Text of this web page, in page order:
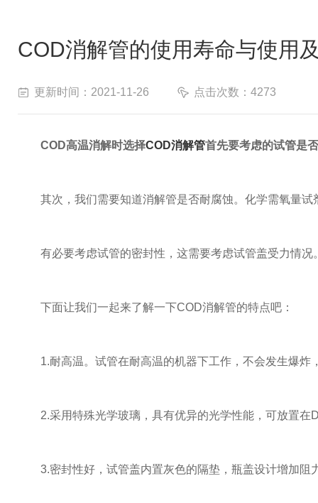
COD消解管的使用寿命与使用
更新时间：2021-11-26 点击次数：4273
COD高温消解时选择COD消解管首先要考虑的试管是
其次，我们需要知道消解管是否耐腐蚀。化学需氧量试
有必要考虑试管的密封性，这需要考虑试管盖受力情况
下面让我们一起来了解一下COD消解管的特点吧：
1.耐高温。试管在耐高温的机器下工作，不会发生爆炸
2.采用特殊光学玻璃，具有优异的光学性能，可放置在
3.密封性好，试管盖内置灰色的隔垫，瓶盖设计增加阻